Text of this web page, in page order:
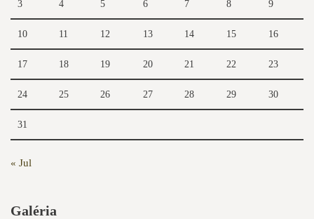
3 4 5 6 7 8 9
10 11 12 13 14 15 16
17 18 19 20 21 22 23
24 25 26 27 28 29 30
31
« Jul
Galéria